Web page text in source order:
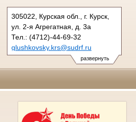
развернуть
305022, Курская обл., г. Курск,
ул. 2-я Агрегатная, д. 3а
Тел.: (4712)-44-69-32
glushkovsky.krs@sudrf.ru